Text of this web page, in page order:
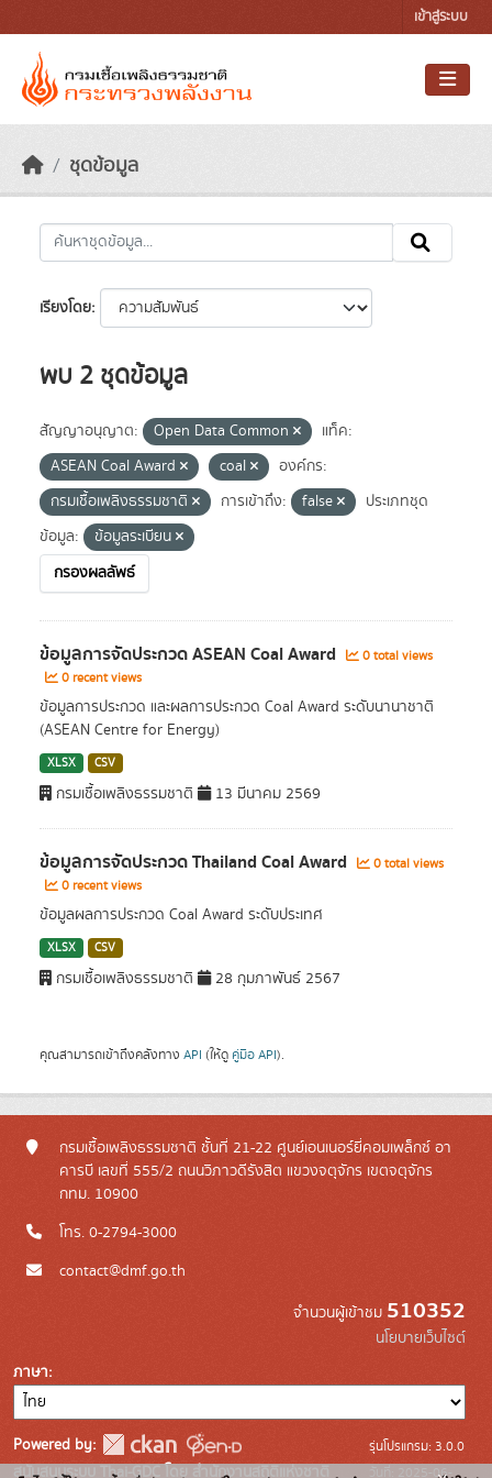
เข้าสู่ระบบ
ชุดข้อมูล
เรียงโดย
พบ 2 ชุดข้อมูล
สัญญาอนุญาต: Open Data Common
แท็ค:
ASEAN Coal Award
coal
องค์กร:
กรมเชื้อเพลิงธรรมชาติ
การเข้าถึง: false
ประเภทชุด
ข้อมูล:
ข้อมูลระเบียน
กรองผลลัพธ์
ข้อมูลการจัดประกวด ASEAN Coal Award
0 total views
0 recent views
ข้อมูลการประกวด และผลการประกวด Coal Award ระดับนานาชาติ
(ASEAN Centre for Energy)
XLSX CSV
กรมเชื้อเพลิงธรรมชาติ 13 มีนาคม 2569
ข้อมูลการจัดประกวด Thailand Coal Award
0 total views
0 recent views
ข้อมูลผลการประกวด Coal Award ระดับประเทศ
XLSX CSV
กรมเชื้อเพลิงธรรมชาติ 28 กุมภาพันธ์ 2567
คุณสามารถเข้าถึงคลังทาง API (ให้ดู คู่มือ API).
กรมเชื้อเพลิงธรรมชาติ ชั้นที่ 21-22 ศูนย์เอนเนอร์ยี่คอมเพล็กซ์ อา
คารบี เลขที่ 555/2 ถนนวิภาวดีรังสิต แขวงจตุจักร เขตจตุจักร
กทม. 10900
โทร. 0-2794-3000
contact@dmf.go.th
จำนวนผู้เข้าชม 510352
นโยบายเว็บไซต์
ภาษา
Powered by:
สนับสนุนระบบ Thai-GDC โดย สำนักงานสถิติแห่งชาติ
รุ่นโปรแกรม: 3.0.0
วันที่: 2025-06-